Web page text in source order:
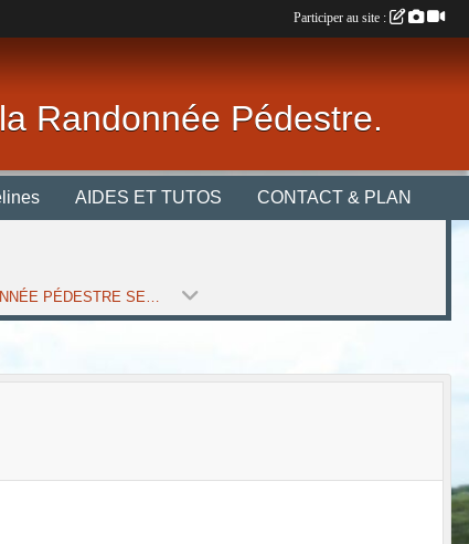
Randonnée Pédestre.
AIDES ET TUTOS CONTACT & PLAN
G_RANDONNÉE PÉDESTRE SEULE (SAISON 2021-2022)
Participer au site :